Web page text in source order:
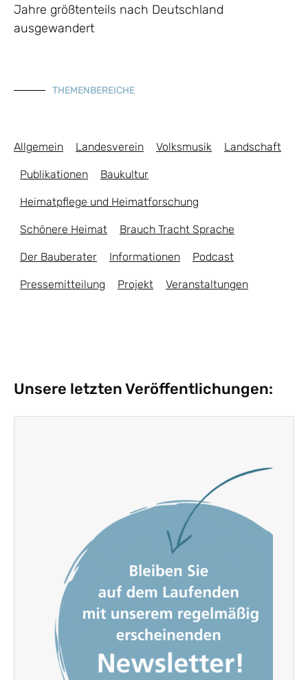
Jahre größtenteils nach Deutschland
ausgewandert
THEMENBEREICHE
Allgemein Landesverein Volksmusik Landschaft
Publikationen Baukultur
Heimatpflege und Heimatforschung
Schönere Heimat Brauch Tracht Sprache
Der Bauberater Informationen Podcast
Pressemitteilung Projekt Veranstaltungen
Unsere letzten Veröffentlichungen: